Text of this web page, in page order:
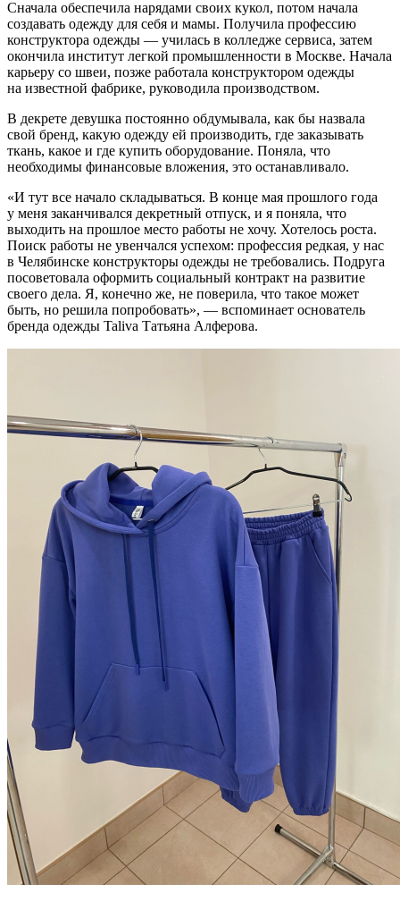
Сначала обеспечила нарядами своих кукол, потом начала
создавать одежду для себя и мамы. Получила профессию
конструктора одежды — училась в колледже сервиса, затем
окончила институт легкой промышленности в Москве. Начала
карьеру со швеи, позже работала конструктором одежды
на известной фабрике, руководила производством.
В декрете девушка постоянно обдумывала, как бы назвала
свой бренд, какую одежду ей производить, где заказывать
ткань, какое и где купить оборудование. Поняла, что
необходимы финансовые вложения, это останавливало.
«И тут все начало складываться. В конце мая прошлого года
у меня заканчивался декретный отпуск, и я поняла, что
выходить на прошлое место работы не хочу. Хотелось роста.
Поиск работы не увенчался успехом: профессия редкая, у нас
в Челябинске конструкторы одежды не требовались. Подруга
посоветовала оформить социальный контракт на развитие
своего дела. Я, конечно же, не поверила, что такое может
быть, но решила попробовать», — вспоминает основатель
бренда одежды Taliva Татьяна Алферова.